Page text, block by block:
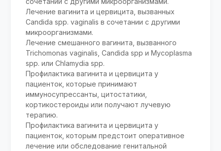
Лечение вагинита и цервицита, вызванных
Candida spp. vaginalis в сочетании с другими
микроорганизмами.
Лечение смешанного вагинита, вызванного
Trichomonas vaginalis, Candida spp и Mycoplasma
spp. или Chlamydia spp.
Профилактика вагинита и цервицита у
пациенток, которые принимают
иммуносупрессанты, цитостатики,
кортикостероиды или получают лучевую
терапию.
Профилактика вагинита и цервицита у
пациенток, которым предстоит оперативное
лечение или обследование генитальной